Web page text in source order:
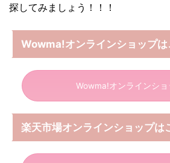
探してみましょう！！！
Wowma!オンラインショップ
Wowma!オンラインショ
楽天市場オンラインショップ